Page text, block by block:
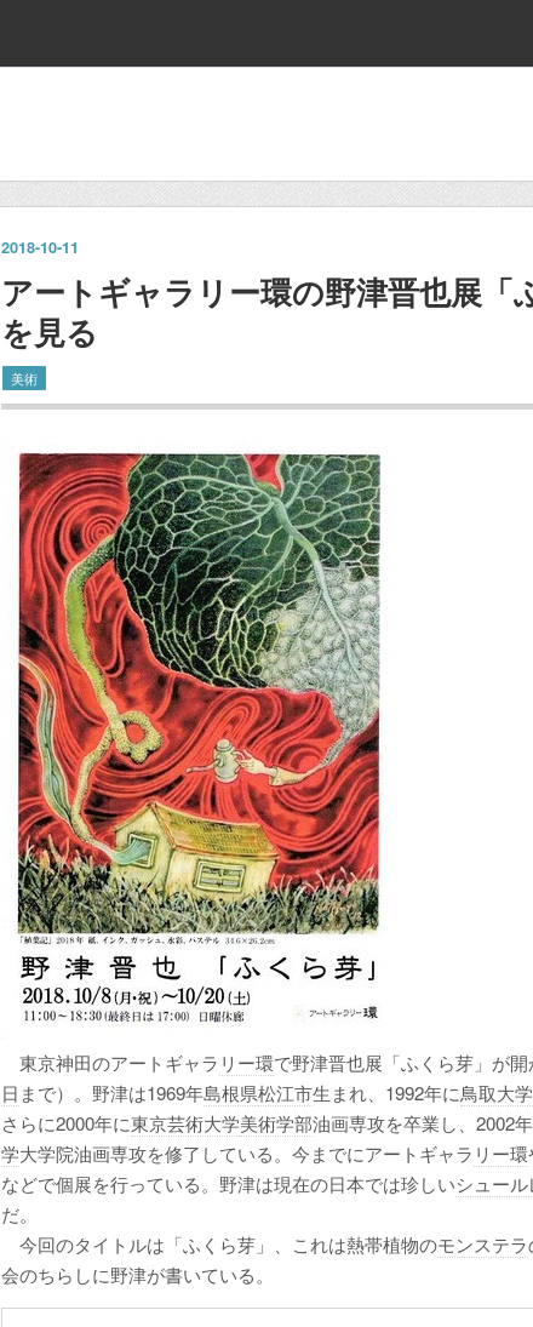
2018-10-11
アートギャラリー環の野津晋也展「
を見る
美術
東京神田のアートギャラ リー環で野津晋也展「ふくら芽」が
日 まで）。野津は1969年島根県松江市生まれ、1992年に鳥取大学
さらに2000年に東京芸術大学美術学部油画専攻を卒業し、2002
学大学院油画専攻を修了している。今までにアートギャラ リー環
などで個展を行っている。野津は現在の日本では珍しいシュール
だ。
今回のタイトルは「ふくら芽」、これは熱帯植物のモンステラ
会のちらしに野津が書いている。